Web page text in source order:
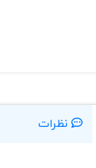
نظرات